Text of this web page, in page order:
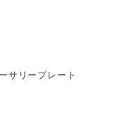
サリープレート